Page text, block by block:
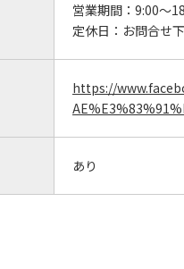
営業期間： 9:00～
定休日： お問合せ
https://
あり